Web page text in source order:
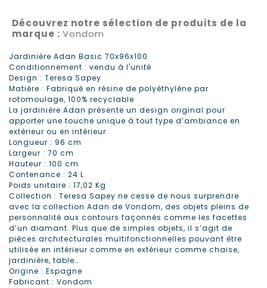
Découvrez notre sélection de produits de la
marque : Vondom
Jardinière Adan Basic 70x96x100
Conditionnement : vendu à l'unité
Design : Teresa Sapey
Matière : Fabriqué en résine de polyéthylène par
rotomoulage, 100% recyclable
La jardinière Adan présente un design original pour
apporter une touche unique à tout type d’ambiance en
extérieur ou en intérieur
Longueur : 96 cm
Largeur : 70 cm
Hauteur : 100 cm
Contenance : 24 L
Poids unitaire : 17,02 Kg
Collection : Teresa Sapey ne cesse de nous surprendre
avec la collection Adan de Vondom, des objets pleins de
personnalité aux contours façonnés comme les facettes
d’un diamant. Plus que de simples objets, il s’agit de
pièces architecturales multifonctionnelles pouvant être
utilisée en intérieur comme en extérieur comme chaise,
jardinière, table…
Origine : Espagne
Fabricant : Vondom